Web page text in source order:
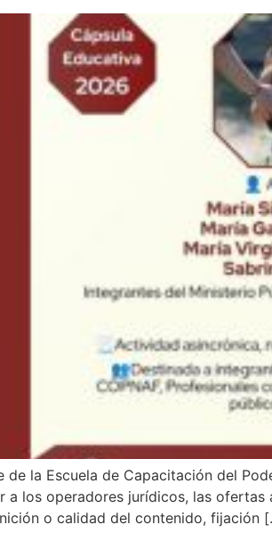
la Escuela de Capacitación del
a los operadores jurídicos, las
o calidad del contenido, fijación